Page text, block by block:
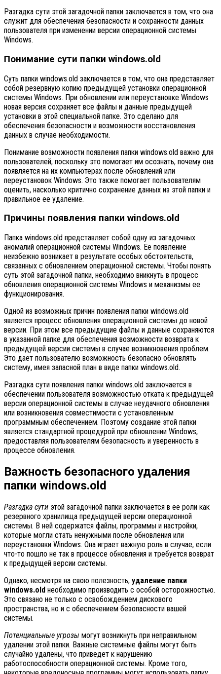
Разгадка сути этой загадочной папки заключается в том, что она
служит для обеспечения безопасности и сохранности данных
пользователя при изменении версии операционной системы
Windows.
Понимание сути папки windows.old
Суть папки windows.old заключается в том, что она представляет
собой резервную копию предыдущей установки операционной
системы Windows. При обновлении или переустановке Windows
новая версия сохраняет все файлы и данные предыдущей
установки в этой специальной папке. Это сделано для
обеспечения безопасности и возможности восстановления
данных в случае необходимости.
Понимание возможности появления папки windows.old важно для
пользователей, поскольку это помогает им осознать, почему она
появляется на их компьютерах после обновлений или
переустановок Windows. Это также помогает пользователям
оценить, насколько критично сохранение данных из этой папки и
правильное ее удаление.
Причины появления папки windows.old
Папка windows.old представляет собой одну из загадочных
аномалий операционной системы Windows. Ее появление
неизбежно возникает в результате особых обстоятельств,
связанных с обновлением операционной системы. Чтобы понять
суть этой загадочной папки, необходимо вникнуть в процесс
обновления операционной системы Windows и механизмы ее
функционирования.
Одной из возможных причин появления папки windows.old
является процесс обновления операционной системы до новой
версии. При этом все предыдущие файлы и данные сохраняются
в указанной папке для обеспечения возможности возврата к
предыдущей версии системы в случае возникновения проблем.
Это дает пользователю возможность безопасно обновлять
систему, имея запасной план в виде папки windows.old.
Разгадка сути появления папки windows.old заключается в
обеспечении пользователя возможностью отката к предыдущей
версии операционной системы в случае неудачного обновления
или возникновения совместимости с установленным
программным обеспечением. Поэтому создание этой папки
является стандартной процедурой при обновлении Windows,
предоставляя пользователям безопасность и уверенность в
процессе обновления.
Важность безопасного удаления
папки windows.old
Разгадка сути этой загадочной папки заключается в ее роли как
резервного хранилища предыдущей версии операционной
системы. В ней содержатся файлы, программы и настройки,
которые могли стать ненужными после обновления или
переустановки Windows. Она играет важную роль в случае, если
что-то пошло не так в процессе обновления и требуется возврат
к предыдущей версии системы.
Однако, несмотря на свою полезность, удаление папки
windows.old необходимо производить с особой осторожностью.
Это связано не только с освобождением дискового
пространства, но и с обеспечением безопасности вашей
системы.
Потенциальные угрозы могут возникнуть при неправильном
удалении этой папки. Важные системные файлы могут быть
случайно удалены, что приведет к нарушению
работоспособности операционной системы. Кроме того,